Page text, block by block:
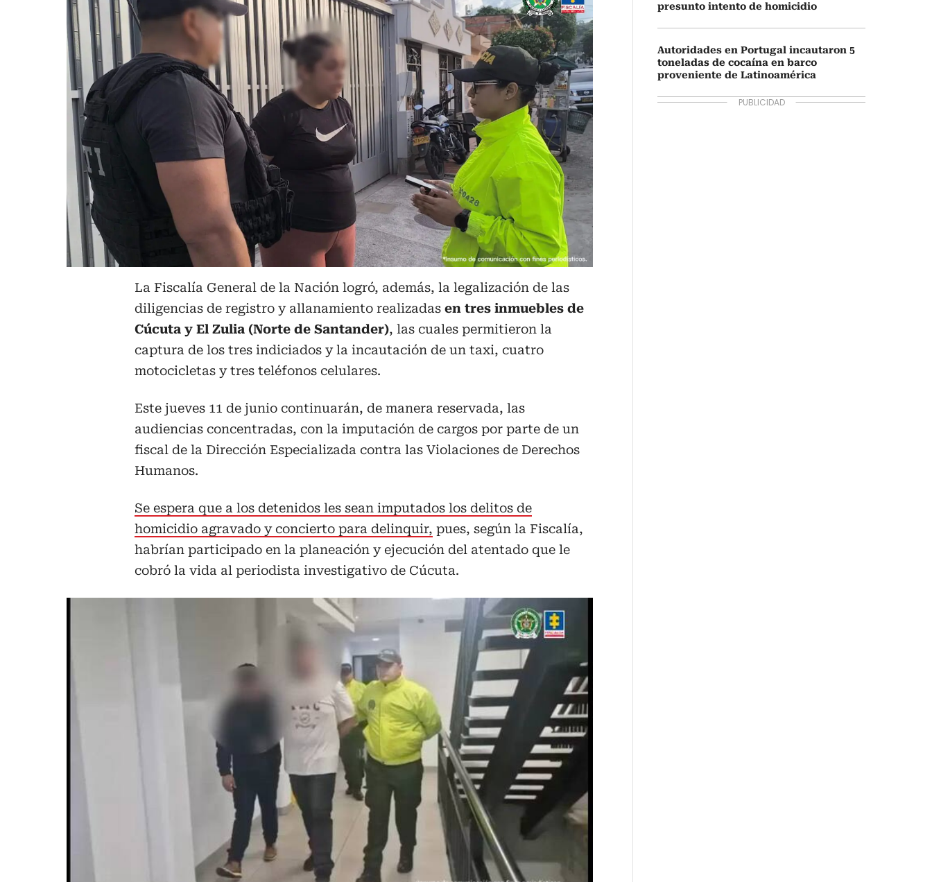
La Fiscalía General de la Nación logró, además, la legalización de las
diligencias de registro y allanamiento realizadas en tres inmuebles de
Cúcuta y El Zulia (Norte de Santander), las cuales permitieron la
captura de los tres indiciados y la incautación de un taxi, cuatro
motocicletas y tres teléfonos celulares.
Este jueves 11 de junio continuarán, de manera reservada, las
audiencias concentradas, con la imputación de cargos por parte de un
fiscal de la Dirección Especializada contra las Violaciones de Derechos
Humanos.
Se espera que a los detenidos les sean imputados los delitos de
homicidio agravado y concierto para delinquir, pues, según la Fiscalía,
habrían participado en la planeación y ejecución del atentado que le
cobró la vida al periodista investigativo de Cúcuta.
presunto intento de homicidio
Autoridades en Portugal incautaron 5
toneladas de cocaína en barco
proveniente de Latinoamérica